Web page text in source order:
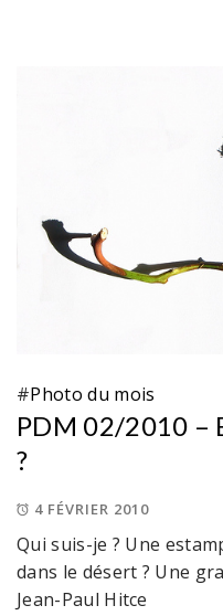
#Photo du mois
PDM 02/2010 –
?
4 FÉVRIER 2010
Qui suis-je ? Une
dans le désert ? Une
Jean-Paul Hitce